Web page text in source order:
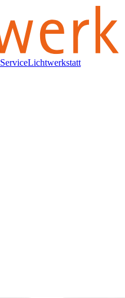
ServiceLichtwerkstatt